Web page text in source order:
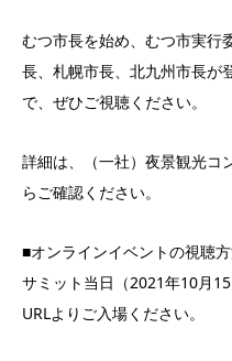
むつ市長を始め、むつ市実行
長、札幌市長、北九州市長が
で、ぜひご視聴ください。
詳細は、（一社）夜景観光コ
らご確認ください。
■オンラインイベントの視聴
サミット当日（2021年10月
URLよりご入場ください。